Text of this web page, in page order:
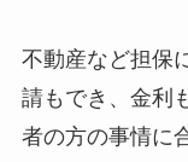
不動産など担保
請もでき、金利
者の方の事情に